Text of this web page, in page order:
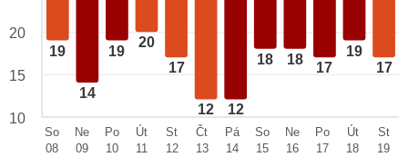
19
14
19
20
17
12 12
18 18
17
19
17
20
15
10
So
08
Ne
09
Po
10
Út
11
St
12
Čt
13
Pá
14
So
15
Ne
16
Po
17
Út
18
St
19